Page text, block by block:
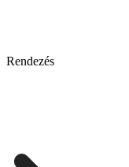
Rendezés